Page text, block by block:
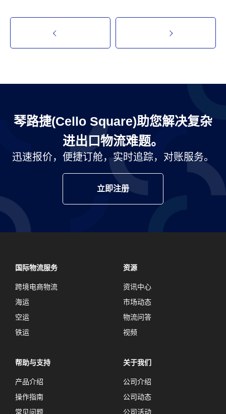
琴路捷(Cello Square)助您解决复杂
进出口物流难题。
迅速报价，便捷订舱，实时追踪，对账服务。
立即注册
国际物流服务
跨境电商物流
海运
空运
铁运
资源
资讯中心
市场动态
物流问答
视频
帮助与支持
产品介绍
操作指南
常见问题
关于我们
公司介绍
公司动态
公司活动